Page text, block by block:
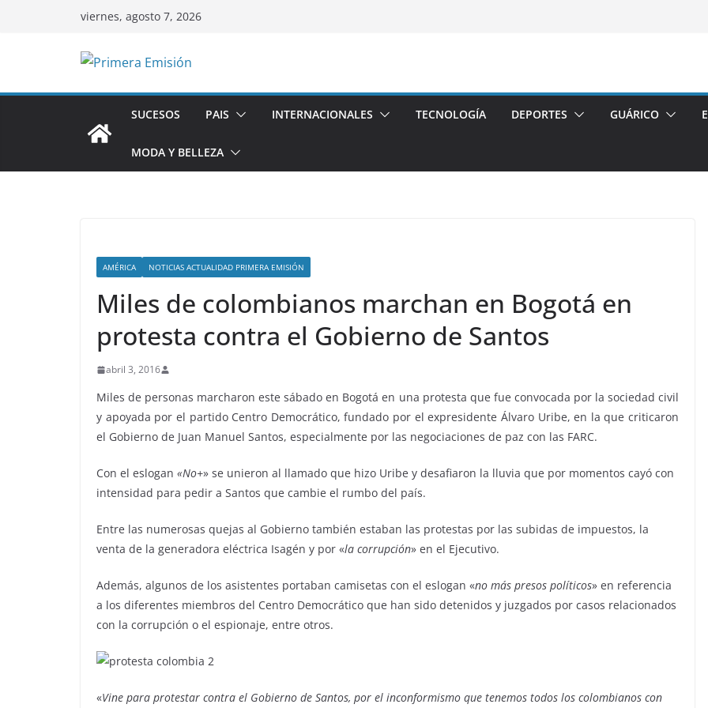
viernes, agosto 7, 2026
SUCESOS PAIS INTERNACIONALES TECNOLOGÍA DEPORTES GUÁRICO
MODA Y BELLEZA
AMÉRICA NOTICIAS ACTUALIDAD PRIMERA EMISIÓN
Miles de colombianos marchan en Bogotá en
protesta contra el Gobierno de Santos
abril 3, 2016
Miles de personas marcharon este sábado en Bogotá en una protesta que fue convocada por la sociedad civil
y apoyada por el partido Centro Democrático, fundado por el expresidente Álvaro Uribe, en la que criticaron
el Gobierno de Juan Manuel Santos, especialmente por las negociaciones de paz con las FARC.
Con el eslogan «No+» se unieron al llamado que hizo Uribe y desafiaron la lluvia que por momentos cayó con
intensidad para pedir a Santos que cambie el rumbo del país.
Entre las numerosas quejas al Gobierno también estaban las protestas por las subidas de impuestos, la
venta de la generadora eléctrica Isagén y por «la corrupción» en el Ejecutivo.
Además, algunos de los asistentes portaban camisetas con el eslogan «no más presos políticos» en referencia
a los diferentes miembros del Centro Democrático que han sido detenidos y juzgados por casos relacionados
con la corrupción o el espionaje, entre otros.
«Vine para protestar contra el Gobierno de Santos, por el inconformismo que tenemos todos los colombianos con
Ibiza las mejores
vacaciones de verano
enero 11, 2023 Sophia